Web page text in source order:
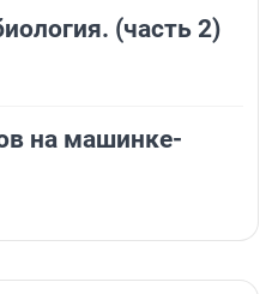
(часть 2)
на машинке-